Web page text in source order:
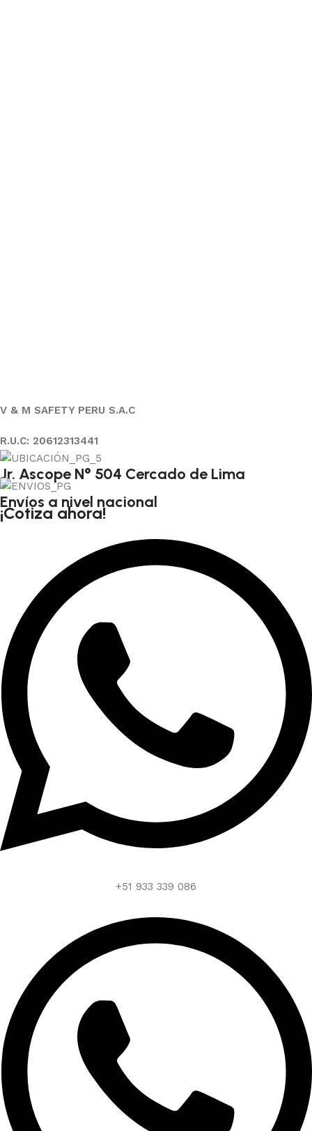
V & M SAFETY PERU S.A.C
R.U.C: 20612313441
Jr. Ascope N° 504 Cercado de Lima
Envíos a nivel nacional
¡Cotiza ahora!
+51 933 339 086